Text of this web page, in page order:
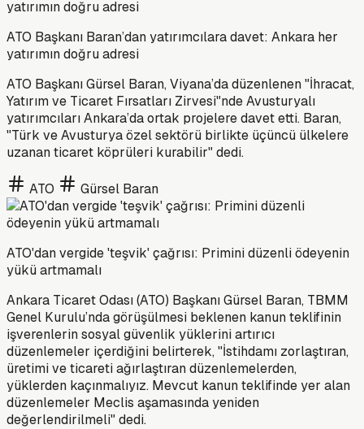
ATO Başkanı Baran’dan yatırımcılara davet: Ankara her
yatırımın doğru adresi
ATO Başkanı Gürsel Baran, Viyana’da düzenlenen "İhracat,
Yatırım ve Ticaret Fırsatları Zirvesi"nde Avusturyalı
yatırımcıları Ankara’da ortak projelere davet etti. Baran,
"Türk ve Avusturya özel sektörü birlikte üçüncü ülkelere
uzanan ticaret köprüleri kurabilir" dedi.
ATO Gürsel Baran
ATO'dan vergide 'teşvik' çağrısı: Primini düzenli ödeyenin
yükü artmamalı
Ankara Ticaret Odası (ATO) Başkanı Gürsel Baran, TBMM
Genel Kurulu’nda görüşülmesi beklenen kanun teklifinin
işverenlerin sosyal güvenlik yüklerini artırıcı
düzenlemeler içerdiğini belirterek, "İstihdamı zorlaştıran,
üretimi ve ticareti ağırlaştıran düzenlemelerden,
yüklerden kaçınmalıyız. Mevcut kanun teklifinde yer alan
düzenlemeler Meclis aşamasında yeniden
değerlendirilmeli" dedi.